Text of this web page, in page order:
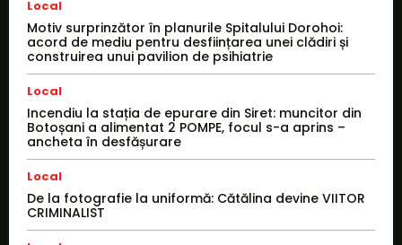
Local
Motiv surprinzător în planurile Spitalului Dorohoi:
acord de mediu pentru desființarea unei clădiri și
construirea unui pavilion de psihiatrie
Local
Incendiu la stația de epurare din Siret: muncitor din
Botoșani a alimentat 2 POMPE, focul s-a aprins –
ancheta în desfășurare
Local
De la fotografie la uniformă: Cătălina devine VIITOR
CRIMINALIST